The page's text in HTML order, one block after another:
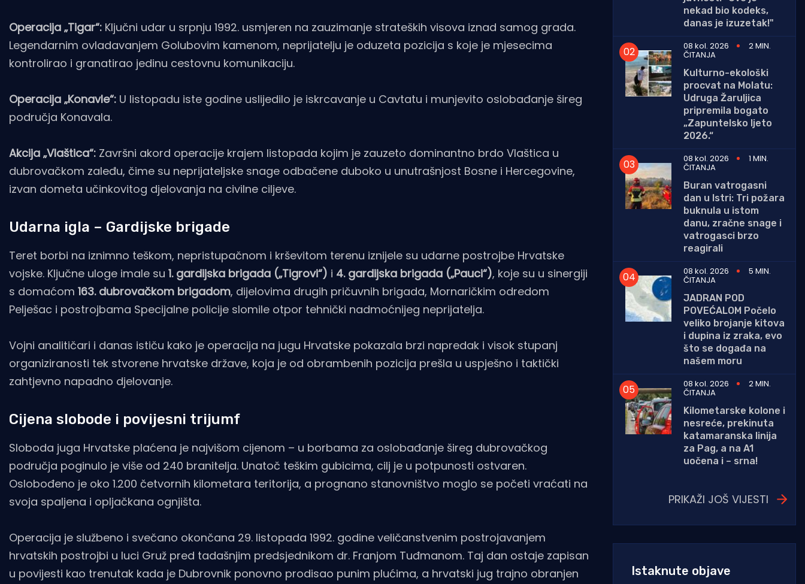
Operacija „Tigar“: Ključni udar u srpnju 1992. usmjeren na zauzimanje strateških visova iznad samog grada.
Legendarnim ovladavanjem Golubovim kamenom, neprijatelju je oduzeta pozicija s koje je mjesecima
kontrolirao i granatirao jedinu cestovnu komunikaciju.
Operacija „Konavle“: U listopadu iste godine uslijedilo je iskrcavanje u Cavtatu i munjevito oslobađanje šireg
područja Konavala.
Akcija „Vlaštica“: Završni akord operacije krajem listopada kojim je zauzeto dominantno brdo Vlaštica u
dubrovačkom zaleđu, čime su neprijateljske snage odbačene duboko u unutrašnjost Bosne i Hercegovine,
izvan dometa učinkovitog djelovanja na civilne ciljeve.
Udarna igla – Gardijske brigade
Teret borbi na iznimno teškom, nepristupačnom i krševitom terenu iznijele su udarne postrojbe Hrvatske
vojske. Ključne uloge imale su 1. gardijska brigada („Tigrovi“) i 4. gardijska brigada („Pauci“), koje su u sinergiji
s domaćom 163. dubrovačkom brigadom, dijelovima drugih pričuvnih brigada, Mornaričkim odredom
Pelješac i postrojbama Specijalne policije slomile otpor tehnički nadmoćnijeg neprijatelja.
Vojni analitičari i danas ističu kako je operacija na jugu Hrvatske pokazala brzi napredak i visok stupanj
organiziranosti tek stvorene hrvatske države, koja je od obrambenih pozicija prešla u uspješno i taktički
zahtjevno napadno djelovanje.
Cijena slobode i povijesni trijumf
Sloboda juga Hrvatske plaćena je najvišom cijenom – u borbama za oslobađanje šireg dubrovačkog
područja poginulo je više od 240 branitelja. Unatoč teškim gubicima, cilj je u potpunosti ostvaren.
Oslobođeno je oko 1.200 četvornih kilometara teritorija, a prognano stanovništvo moglo se početi vraćati na
svoja spaljena i opljačkana ognjišta.
Operacija je službeno i svečano okončana 29. listopada 1992. godine veličanstvenim postrojavanjem
hrvatskih postrojbi u luci Gruž pred tadašnjim predsjednikom dr. Franjom Tuđmanom. Taj dan ostaje zapisan
u povijesti kao trenutak kada je Dubrovnik ponovno prodisao punim plućima, a hrvatski jug trajno obranjen
nekad bio kodeks,
danas je izuzetak!"
08 kol. 2026
2 MIN.
ČITANJA
Kulturno-ekološki
procvat na Molatu:
Udruga Žaruljica
pripremila bogato
„Zapuntelsko ljeto
2026.“
08 kol. 2026
1 MIN.
ČITANJA
Buran vatrogasni
dan u Istri: Tri požara
buknula u istom
danu, zračne snage i
vatrogasci brzo
reagirali
08 kol. 2026
5 MIN.
ČITANJA
JADRAN POD
POVEĆALOM Počelo
veliko brojanje kitova
i dupina iz zraka, evo
što se događa na
našem moru
08 kol. 2026
2 MIN.
ČITANJA
Kilometarske kolone i
nesreće, prekinuta
katamaranska linija
za Pag, a na A1
uočena i – srna!
PRIKAŽI JOŠ VIJESTI
Istaknute objave